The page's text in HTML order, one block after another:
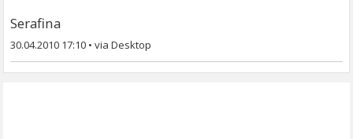
Serafina
30.04.2010 17:10 •